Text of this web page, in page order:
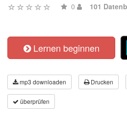
0 101
Lernen beginnen
mp3 downloaden Drucken
überprüfen